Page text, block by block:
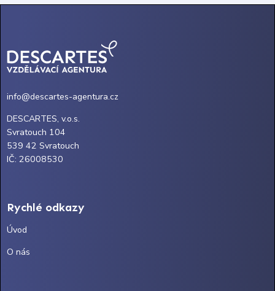
info@descartes-agentura.cz
DESCARTES, v.o.s.
Svratouch 104
539 42 Svratouch
IČ: 26008530
Rychlé odkazy
Úvod
O nás